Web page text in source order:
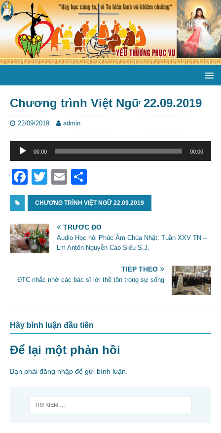
Chương trình Việt Ngữ 22.09.2019
22/09/2019 admin
Trình
phát
âm
thanh
00:00 00:00
F
a
c
e
b
o
k
T
w
itt
er
E
m
ai
l
h
ar
e
CHƯƠNG TRÌNH VIỆT NGỮ 22.09.2019
TRƯỚC ĐÓ
Audio Học hỏi Phúc Âm Chúa Nhật: Tuần XXV TN –
Lm Antôn Nguyễn Cao Siêu S.J.
TIẾP THEO
ĐTC nhắc nhở các bác sĩ lời thề tôn trọng sự sống
Hãy bình luận đầu tiên
Để lại một phản hồi
Bạn phải đăng nhập để gửi bình luận.